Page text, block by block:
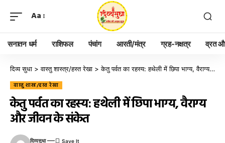
Aa
सनातन धर्म राशिफल पंचांग आरती/मंत्र ग्रह-नक्षत्र व्रत
दिव्य सुधा >वास्तु शास्त्र/हस्त रेखा >केतु पर्वत का रहस्य: हथेली में छिपा भाग्य, वैराग्य और जीवन के संकेत
वास्तु शास्त्र/हस्त रेखा
केतु पर्वत का रहस्य: हथेली में छिपा भाग्य, वैराग्य
और जीवन के संकेत
दिव्यसुधा